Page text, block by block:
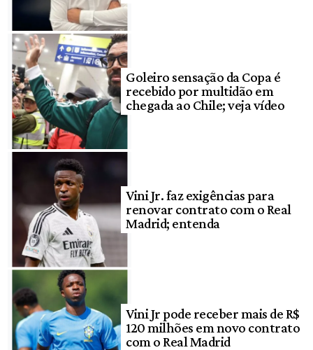
Goleiro sensação da Copa é
recebido por multidão em
chegada ao Chile; veja vídeo
Vini Jr. faz exigências para
renovar contrato com o Real
Madrid; entenda
Vini Jr pode receber mais de R$
120 milhões em novo contrato
com o Real Madrid